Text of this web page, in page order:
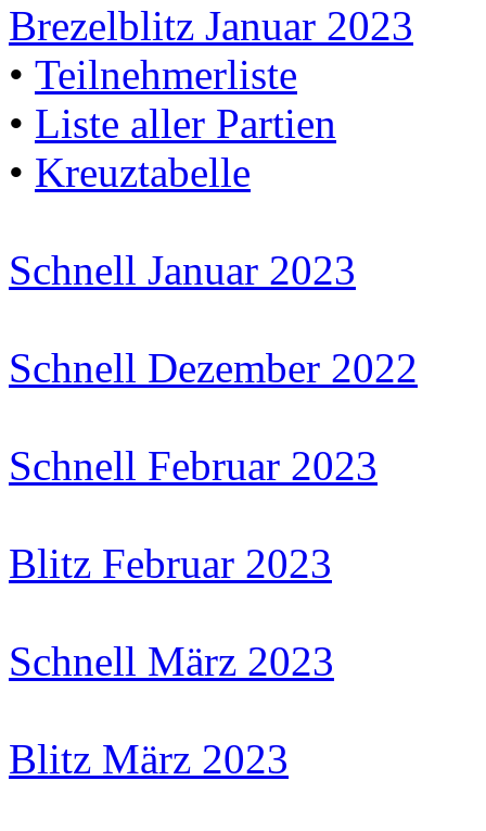
Brezelblitz Januar 2023
• Teilnehmerliste
• Liste aller Partien
• Kreuztabelle
Schnell Januar 2023
Schnell Dezember 2022
Schnell Februar 2023
Blitz Februar 2023
Schnell März 2023
Blitz März 2023